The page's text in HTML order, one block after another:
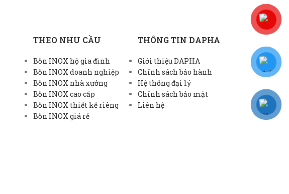
THEO NHU CẦU
Bồn INOX hộ gia đình
Bồn INOX doanh nghiệp
Bồn INOX nhà xưởng
Bồn INOX cao cấp
Bồn INOX thiết kế riêng
Bồn INOX giá rẻ
THÔNG TIN DAPHA
Giới thiệu DAPHA
Chính sách bảo hành
Hệ thống đại lý
Chính sách bảo mật
Liên hệ